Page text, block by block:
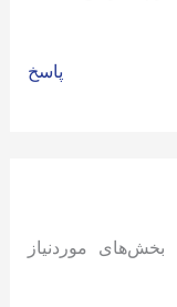
پاسخ
بخش‌های موردنیاز